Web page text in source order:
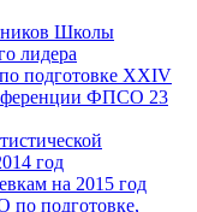
Школы
лидера
подготовке XXIV
ФПСО 23
год
на 2015 год
подготовке,